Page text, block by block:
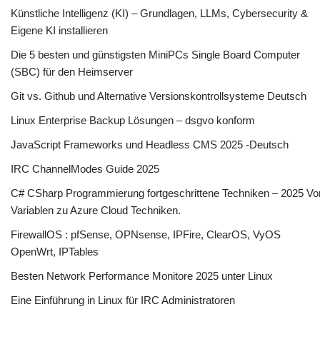
Künstliche Intelligenz (KI) – Grundlagen, LLMs, Cybersecurity &
Eigene KI installieren
Die 5 besten und günstigsten MiniPCs Single Board Computer
(SBC) für den Heimserver
Git vs. Github und Alternative Versionskontrollsysteme Deutsch
Linux Enterprise Backup Lösungen – dsgvo konform
JavaScript Frameworks und Headless CMS 2025 -Deutsch
IRC ChannelModes Guide 2025
C# CSharp Programmierung fortgeschrittene Techniken – 2025
Variablen zu Azure Cloud Techniken.
FirewallOS : pfSense, OPNsense, IPFire, ClearOS, VyOS
OpenWrt, IPTables
Besten Network Performance Monitore 2025 unter Linux
Eine Einführung in Linux für IRC Administratoren